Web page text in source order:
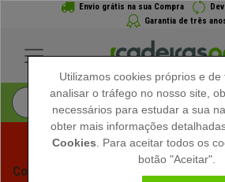
Envio grátis na sua Compra
Garantia de três
Começam os Saldos de Verão em
Utilizamos cookies próprios e de
analisar o tráfego no nosso site,
necessários para estudar a sua
obter mais informações
Cookies . Para aceitar todos os
botão "Aceitar".